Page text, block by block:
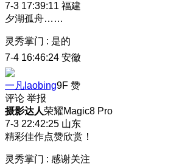
7-3 17:39:11 福建
夕湖孤舟……
灵秀掌门 : 是的
7-4 16:46:24 安徽
一凡laobing9F 赞
评论 举报
摄影达人荣耀Magic8 Pro
7-3 22:42:25 山东
精彩佳作点赞欣赏！
灵秀掌门 : 感谢关注